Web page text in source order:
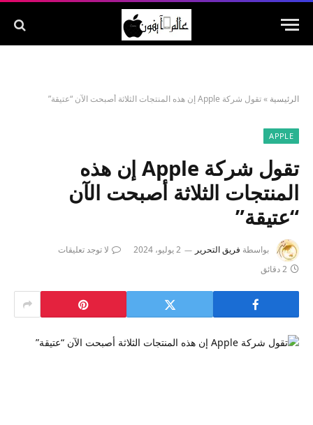
الرئيسية »تقول شركة Apple إن هذه المنتجات الثلاثة أصبحت الآن “عتيقة”
APPLE
تقول شركة Apple إن هذه
المنتجات الثلاثة أصبحت الآن
“عتيقة”
بواسطة فريق التحرير 2 يوليو، 2024
لا توجد تعليقات
2 دقائق